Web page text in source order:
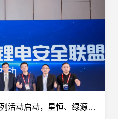
“锂电安全中国行”公益系列活动启动，星恒、绿源扛起锂电安全大旗